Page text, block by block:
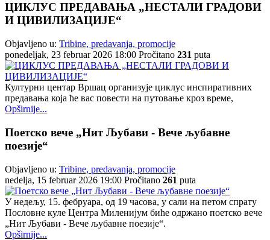
ЦИКЛУС ПРЕДАВАЊА „НЕСТАЛИ ГРАДОВИ
И ЦИВИЛИЗАЦИЈЕ“
Objavljeno u: Tribine, predavanja, promocije
ponedeljak, 23 februar 2026 18:00 Pročitano 231 puta
Културни центар Вршац организује циклус инспиративних
предавања која ће вас повести на путовање кроз време,
Opširnije...
Поетско вече „Нит Љубави - Вече љубавне
поезије“
Objavljeno u: Tribine, predavanja, promocije
nedelja, 15 februar 2026 19:00 Pročitano 261 puta
У недељу, 15. фебруара, од 19 часова, у сали на петом спрату
Пословне куле Центра Миленијум биће одржано поетско вече
„Нит Љубави - Вече љубавне поезије“.
Opširnije...